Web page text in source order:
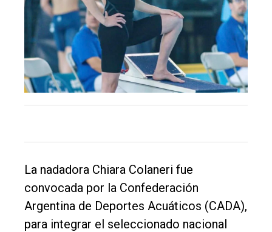
Balcarce
Inicio
Tendencia
Int.
Cultura
Entrevistas
Rural
La nadadora Chiara Colaneri fue
convocada por la Confederación
Argentina de Deportes Acuáticos (CADA),
para integrar el seleccionado nacional